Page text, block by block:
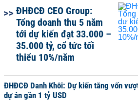
ĐHĐCĐ CEO Group:
Tổng doanh thu 5 năm
tới dự kiến đạt 33.000 –
35.000 tỷ, cổ tức tối
thiểu 10%/năm
ĐHĐCĐ Danh Khôi: Dự kiến tăng vốn
dự án gần 1 tỷ USD